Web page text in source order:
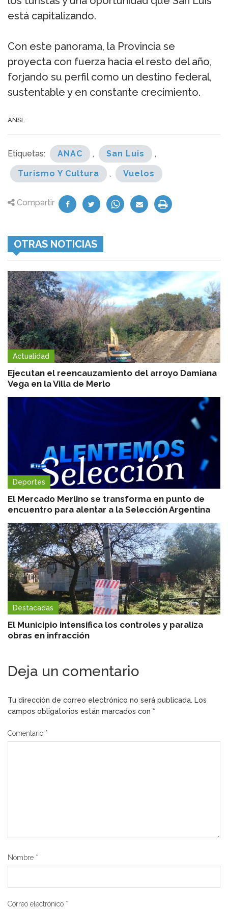
está capitalizando.
Con este panorama, la Provincia se
proyecta con fuerza hacia el resto del año,
forjando su perfil como un destino federal,
sustentable y en constante crecimiento.
ANSL
Etiquetas: ANAC , San Luis ,
Turismo Y Cultura , Vuelos
Compartir
OTRAS NOTICIAS
Actualidad
Ejecutan el reencauzamiento del arroyo Damiana
Vega en la Villa de Merlo
Deportes
El Mercado Merlino se transforma en punto de
encuentro para alentar a la Selección Argentina
Destacadas
El Municipio intensifica los controles y paraliza
obras en infracción
Deja un comentario
Tu dirección de correo electrónico no será publicada. Los
campos obligatorios están marcados con *
Comentario *
Nombre *
Correo electrónico *